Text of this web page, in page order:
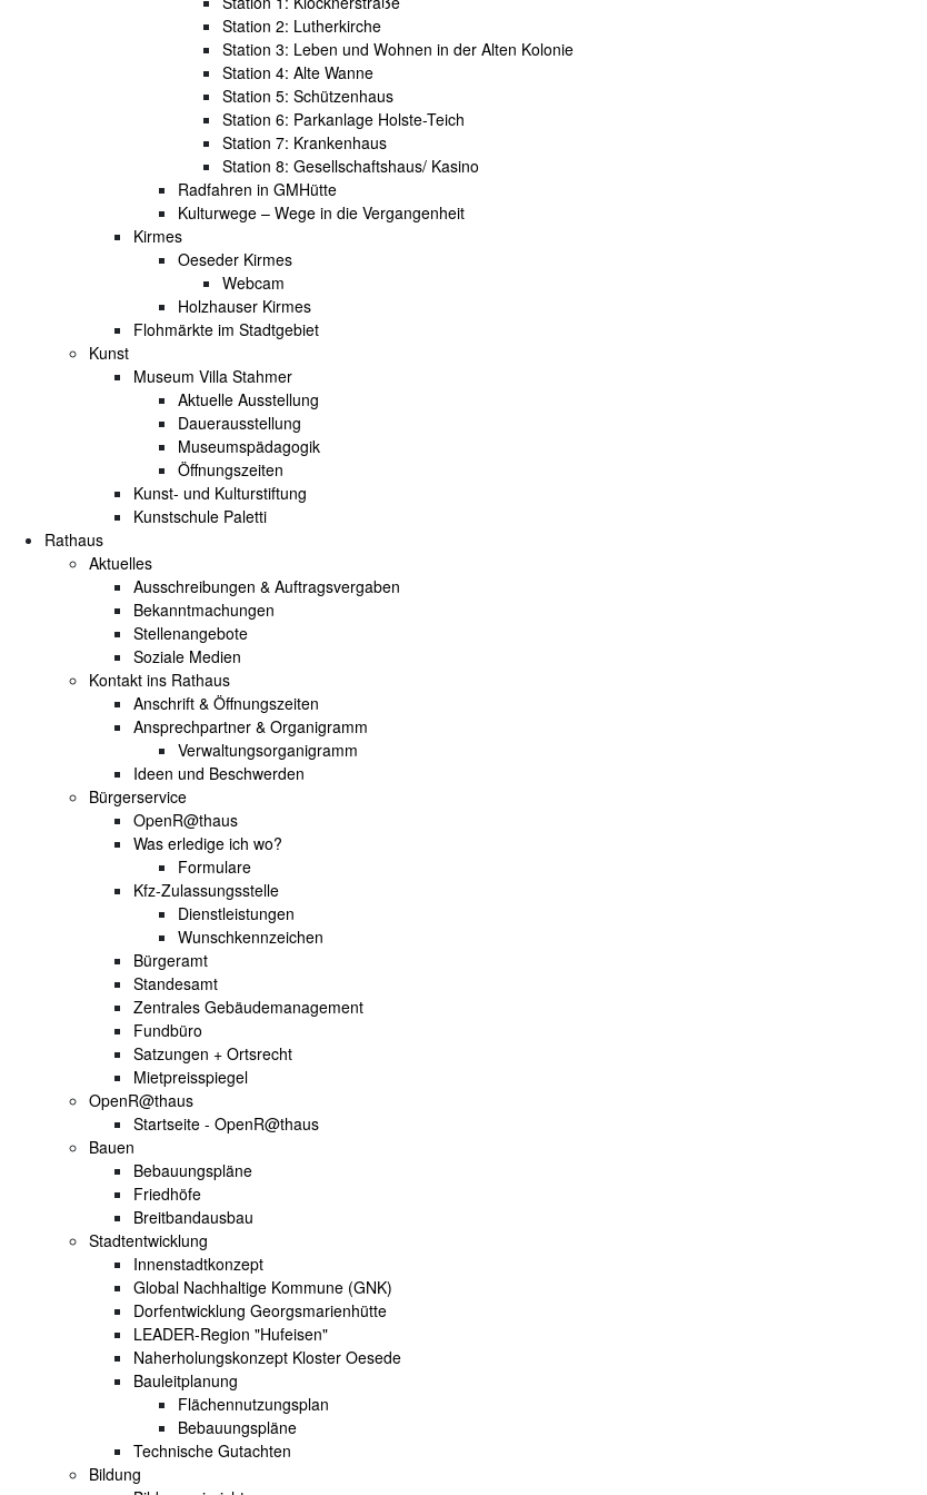
Station 2: Lutherkirche
Station 3: Leben und Wohnen in der Alten Kolonie
Station 4: Alte Wanne
Station 5: Schützenhaus
Station 6: Parkanlage Holste-Teich
Station 7: Krankenhaus
Station 8: Gesellschaftshaus/ Kasino
Radfahren in GMHütte
Kulturwege – Wege in die Vergangenheit
Kirmes
Oeseder Kirmes
Webcam
Holzhauser Kirmes
Flohmärkte im Stadtgebiet
Kunst
Museum Villa Stahmer
Aktuelle Ausstellung
Dauerausstellung
Museumspädagogik
Öffnungszeiten
Kunst- und Kulturstiftung
Kunstschule Paletti
Rathaus
Aktuelles
Ausschreibungen & Auftragsvergaben
Bekanntmachungen
Stellenangebote
Soziale Medien
Kontakt ins Rathaus
Anschrift & Öffnungszeiten
Ansprechpartner & Organigramm
Verwaltungsorganigramm
Ideen und Beschwerden
Bürgerservice
OpenR@thaus
Was erledige ich wo?
Formulare
Kfz-Zulassungsstelle
Dienstleistungen
Wunschkennzeichen
Bürgeramt
Standesamt
Zentrales Gebäudemanagement
Fundbüro
Satzungen + Ortsrecht
Mietpreisspiegel
OpenR@thaus
Startseite - OpenR@thaus
Bauen
Bebauungspläne
Friedhöfe
Breitbandausbau
Stadtentwicklung
Innenstadtkonzept
Global Nachhaltige Kommune (GNK)
Dorfentwicklung Georgsmarienhütte
LEADER-Region "Hufeisen"
Naherholungskonzept Kloster Oesede
Bauleitplanung
Flächennutzungsplan
Bebauungspläne
Technische Gutachten
Bildung